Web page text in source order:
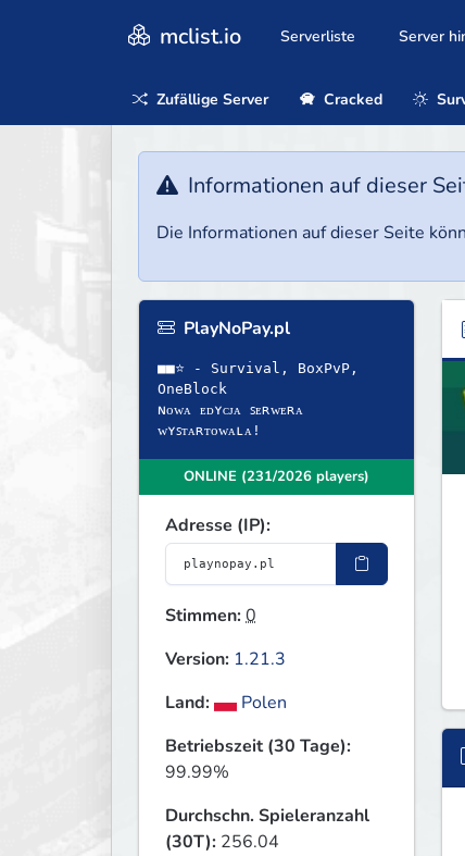
mclist.io Serverliste Server
Zufällige Server Cracked
Informationen auf dieser
Die Informationen auf dieser Seite
PlayNoPay.pl
■■⭐ - Survival, BoxPvP,
OneBlock
ɴᴏᴡᴀ ᴇᴅʏᴄᴊᴀ ꜱᴇʀᴡᴇʀᴀ
ᴡʏꜱᴛᴀʀᴛᴏᴡᴀʟᴀ!
ONLINE (231/2026 players)
Adresse (IP):
Stimmen:0
Version: 1.21.3
Land:
Polen
Betriebszeit (30 Tage):
99.99%
Durchschn. Spieleranzahl
(30T): 256.04